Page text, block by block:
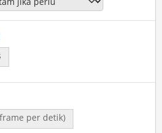
per detik)